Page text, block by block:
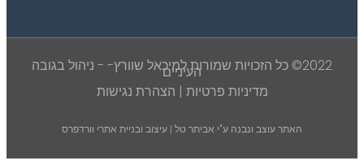
2022© כל הזכויות שמורות למיכאל שוורץ- - ניהול בגובה
העיניים
מדיניות פרטיות | הצהרת נגישות
האתר עוצב ונבנה ע"י אביתר טל | עיצוב ובניית אתרי וורדפרס